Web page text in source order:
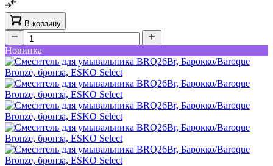
В корзину
Новинка